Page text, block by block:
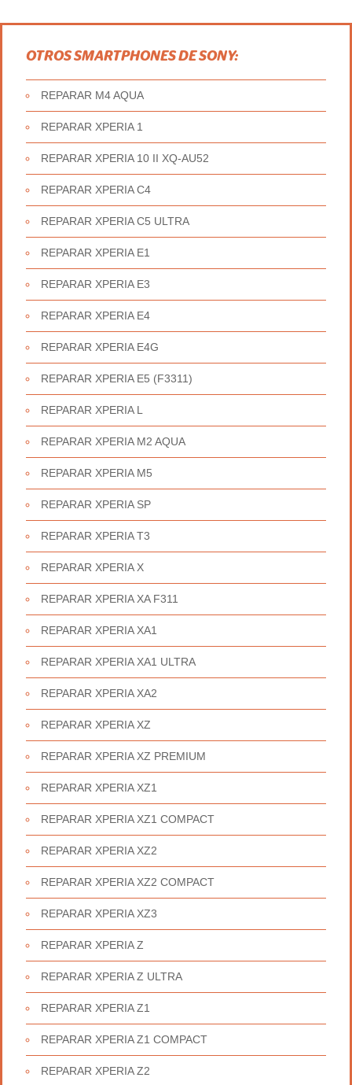
OTROS SMARTPHONES DE SONY:
REPARAR M4 AQUA
REPARAR XPERIA 1
REPARAR XPERIA 10 II XQ-AU52
REPARAR XPERIA C4
REPARAR XPERIA C5 ULTRA
REPARAR XPERIA E1
REPARAR XPERIA E3
REPARAR XPERIA E4
REPARAR XPERIA E4G
REPARAR XPERIA E5 (F3311)
REPARAR XPERIA L
REPARAR XPERIA M2 AQUA
REPARAR XPERIA M5
REPARAR XPERIA SP
REPARAR XPERIA T3
REPARAR XPERIA X
REPARAR XPERIA XA F311
REPARAR XPERIA XA1
REPARAR XPERIA XA1 ULTRA
REPARAR XPERIA XA2
REPARAR XPERIA XZ
REPARAR XPERIA XZ PREMIUM
REPARAR XPERIA XZ1
REPARAR XPERIA XZ1 COMPACT
REPARAR XPERIA XZ2
REPARAR XPERIA XZ2 COMPACT
REPARAR XPERIA XZ3
REPARAR XPERIA Z
REPARAR XPERIA Z ULTRA
REPARAR XPERIA Z1
REPARAR XPERIA Z1 COMPACT
REPARAR XPERIA Z2